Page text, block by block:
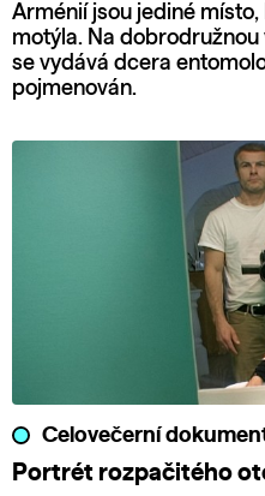
Arménií jsou jediné
motýla. Na
se vydává dcera
pojmenován.
Celovečerní
Portrét rozpačitého